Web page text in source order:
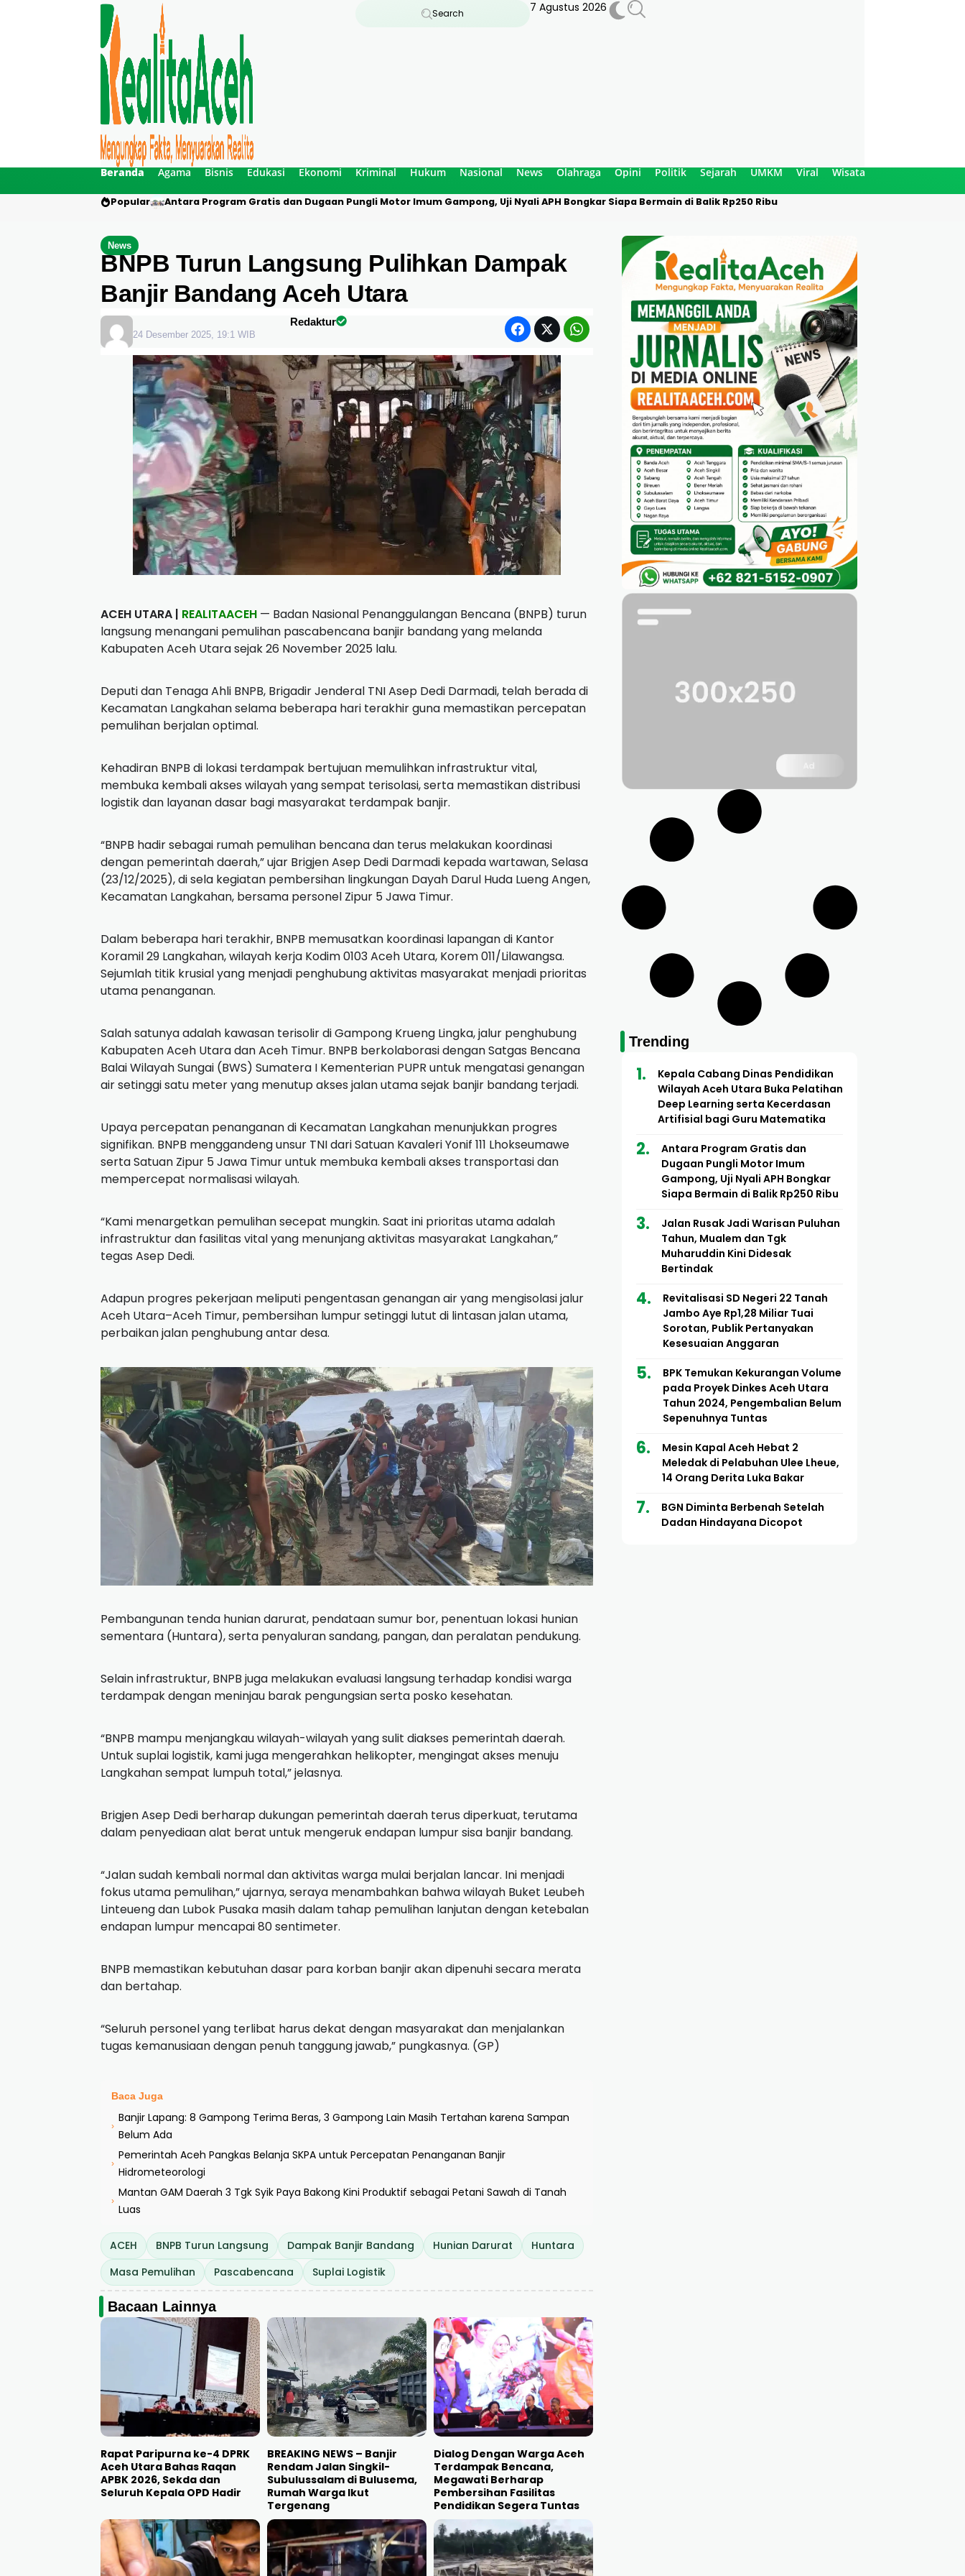
Search 7 Agustus 2026
Beranda Agama Bisnis Edukasi Ekonomi Kriminal Hukum Nasional News Olahraga Opini Politik Sejarah UMKM Viral Wisata
Popular Antara Program Gratis dan Dugaan Pungli Motor Imum Gampong, Uji Nyali APH Bongkar Siapa Bermain di Balik Rp250 Ribu
News
BNPB Turun Langsung Pulihkan Dampak
Banjir Bandang Aceh Utara
Redaktur
24 Desember 2025, 19:1 WIB
ACEH UTARA | REALITAACEH — Badan Nasional Penanggulangan Bencana (BNPB) turun
langsung menangani pemulihan pascabencana banjir bandang yang melanda
Kabupaten Aceh Utara sejak 26 November 2025 lalu.
Deputi dan Tenaga Ahli BNPB, Brigadir Jenderal TNI Asep Dedi Darmadi, telah berada di
Kecamatan Langkahan selama beberapa hari terakhir guna memastikan percepatan
pemulihan berjalan optimal.
Kehadiran BNPB di lokasi terdampak bertujuan memulihkan infrastruktur vital,
membuka kembali akses wilayah yang sempat terisolasi, serta memastikan distribusi
logistik dan layanan dasar bagi masyarakat terdampak banjir.
“BNPB hadir sebagai rumah pemulihan bencana dan terus melakukan koordinasi
dengan pemerintah daerah,” ujar Brigjen Asep Dedi Darmadi kepada wartawan, Selasa
(23/12/2025), di sela kegiatan pembersihan lingkungan Dayah Darul Huda Lueng Angen,
Kecamatan Langkahan, bersama personel Zipur 5 Jawa Timur.
Dalam beberapa hari terakhir, BNPB memusatkan koordinasi lapangan di Kantor
Koramil 29 Langkahan, wilayah kerja Kodim 0103 Aceh Utara, Korem 011/Lilawangsa.
Sejumlah titik krusial yang menjadi penghubung aktivitas masyarakat menjadi prioritas
utama penanganan.
Salah satunya adalah kawasan terisolir di Gampong Krueng Lingka, jalur penghubung
Kabupaten Aceh Utara dan Aceh Timur. BNPB berkolaborasi dengan Satgas Bencana
Balai Wilayah Sungai (BWS) Sumatera I Kementerian PUPR untuk mengatasi genangan
air setinggi satu meter yang menutup akses jalan utama sejak banjir bandang terjadi.
Upaya percepatan penanganan di Kecamatan Langkahan menunjukkan progres
signifikan. BNPB menggandeng unsur TNI dari Satuan Kavaleri Yonif 111 Lhokseumawe
serta Satuan Zipur 5 Jawa Timur untuk membuka kembali akses transportasi dan
mempercepat normalisasi wilayah.
“Kami menargetkan pemulihan secepat mungkin. Saat ini prioritas utama adalah
infrastruktur dan fasilitas vital yang menunjang aktivitas masyarakat Langkahan,”
tegas Asep Dedi.
Adapun progres pekerjaan meliputi pengentasan genangan air yang mengisolasi jalur
Aceh Utara–Aceh Timur, pembersihan lumpur setinggi lutut di lintasan jalan utama,
perbaikan jalan penghubung antar desa.
Pembangunan tenda hunian darurat, pendataan sumur bor, penentuan lokasi hunian
sementara (Huntara), serta penyaluran sandang, pangan, dan peralatan pendukung.
Selain infrastruktur, BNPB juga melakukan evaluasi langsung terhadap kondisi warga
terdampak dengan meninjau barak pengungsian serta posko kesehatan.
“BNPB mampu menjangkau wilayah-wilayah yang sulit diakses pemerintah daerah.
Untuk suplai logistik, kami juga mengerahkan helikopter, mengingat akses menuju
Langkahan sempat lumpuh total,” jelasnya.
Brigjen Asep Dedi berharap dukungan pemerintah daerah terus diperkuat, terutama
dalam penyediaan alat berat untuk mengeruk endapan lumpur sisa banjir bandang.
“Jalan sudah kembali normal dan aktivitas warga mulai berjalan lancar. Ini menjadi
fokus utama pemulihan,” ujarnya, seraya menambahkan bahwa wilayah Buket Leubeh
Linteueng dan Lubok Pusaka masih dalam tahap pemulihan lanjutan dengan ketebalan
endapan lumpur mencapai 80 sentimeter.
BNPB memastikan kebutuhan dasar para korban banjir akan dipenuhi secara merata
dan bertahap.
“Seluruh personel yang terlibat harus dekat dengan masyarakat dan menjalankan
tugas kemanusiaan dengan penuh tanggung jawab,” pungkasnya. (GP)
Baca Juga
›
Banjir Lapang: 8 Gampong Terima Beras, 3 Gampong Lain Masih Tertahan karena Sampan
Belum Ada
›
Pemerintah Aceh Pangkas Belanja SKPA untuk Percepatan Penanganan Banjir
Hidrometeorologi
›
Mantan GAM Daerah 3 Tgk Syik Paya Bakong Kini Produktif sebagai Petani Sawah di Tanah
Luas
ACEH BNPB Turun Langsung Dampak Banjir Bandang Hunian Darurat
Huntara
Masa Pemulihan
Pascabencana Suplai Logistik
Bacaan Lainnya
Rapat Paripurna ke-4 DPRK
Aceh Utara Bahas Raqan
APBK 2026, Sekda dan
Seluruh Kepala OPD Hadir
BREAKING NEWS – Banjir
Rendam Jalan Singkil-
Subulussalam di Bulusema,
Rumah Warga Ikut
Tergenang
Dialog Dengan Warga Aceh
Terdampak Bencana,
Megawati Berharap
Pembersihan Fasilitas
Pendidikan Segera Tuntas
Trending
Kepala Cabang Dinas Pendidikan
Wilayah Aceh Utara Buka Pelatihan
Deep Learning serta Kecerdasan
Artifisial bagi Guru Matematika
Antara Program Gratis dan
Dugaan Pungli Motor Imum
Gampong, Uji Nyali APH Bongkar
Siapa Bermain di Balik Rp250 Ribu
Jalan Rusak Jadi Warisan Puluhan
Tahun, Mualem dan Tgk
Muharuddin Kini Didesak
Bertindak
Revitalisasi SD Negeri 22 Tanah
Jambo Aye Rp1,28 Miliar Tuai
Sorotan, Publik Pertanyakan
Kesesuaian Anggaran
BPK Temukan Kekurangan Volume
pada Proyek Dinkes Aceh Utara
Tahun 2024, Pengembalian Belum
Sepenuhnya Tuntas
Mesin Kapal Aceh Hebat 2
Meledak di Pelabuhan Ulee Lheue,
14 Orang Derita Luka Bakar
BGN Diminta Berbenah Setelah
Dadan Hindayana Dicopot